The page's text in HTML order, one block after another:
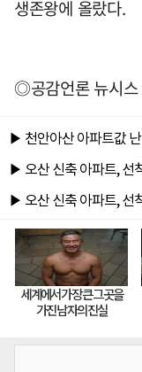
생존왕에 올랐다.
◎공감언론 뉴시스